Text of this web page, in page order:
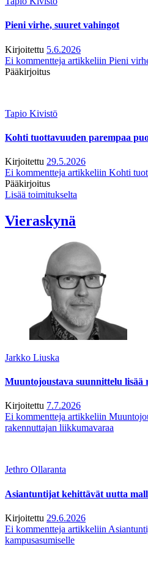
Pieni virhe, suuret vahingot
Kirjoitettu 5.6.2026
Ei kommentteja artikkeliin Pieni
Pääkirjoitus
Tapio Kivistö
Kohti tuottavuuden parempaa
Kirjoitettu 29.5.2026
Ei kommentteja artikkeliin Kohti
Pääkirjoitus
Lisää toimitukselta
Vieraskynä
Jarkko Liuska
Muuntojoustava suunnittelu
Kirjoitettu 7.7.2026
Ei kommentteja artikkeliin
rakennuttajan liikkumavaraa
Jethro Ollaranta
Asiantuntijat kehittävät uutta
Kirjoitettu 29.6.2026
Ei kommentteja artikkeliin
kampusasumiselle